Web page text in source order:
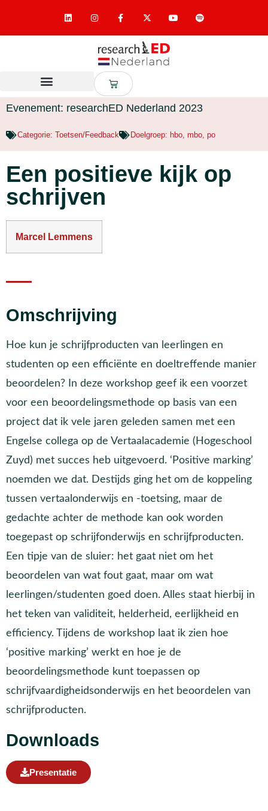
Evenement: researchED Nederland 2023
Categorie: Toetsen/Feedback Doelgroep: hbo mbo po
Een positieve kijk op
schrijven
Marcel Lemmens
Omschrijving
Hoe kun je schrijfproducten van leerlingen en
studenten op een efficiënte en doeltreffende manier
beoordelen? In deze workshop geef ik een voorzet
voor een beoordelingsmethode op basis van een
project dat ik vele jaren geleden samen met een
Engelse collega op de Vertaalacademie (Hogeschool
Zuyd) met succes heb uitgevoerd. ‘Positive marking’
noemden we dat. Destijds ging het om de koppeling
tussen vertaalonderwijs en -toetsing, maar de
gedachte achter de methode kan ook worden
toegepast op schrijfonderwijs en schrijfproducten.
Een tipje van de sluier: het gaat niet om het
beoordelen van wat fout gaat, maar om wat
leerlingen/studenten goed doen. Alles staat hierbij in
het teken van validiteit, helderheid, eerlijkheid en
efficiency. Tijdens de workshop laat ik zien hoe
‘positive marking’ werkt en hoe je de
beoordelingsmethode kunt toepassen op
schrijfvaardigheidsonderwijs en het beoordelen van
schrijfproducten.
Downloads
Presentatie